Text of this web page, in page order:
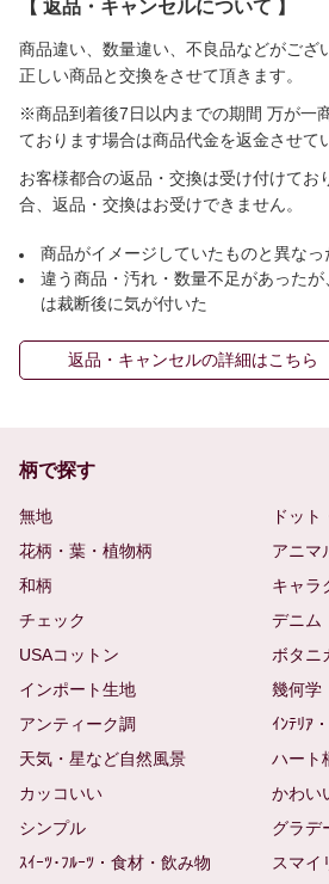
【 返品・キャンセルについて 】
商品違い、数量違い、不良品などがござ
正しい商品と交換をさせて頂きます。
※商品到着後7日以内までの期間 万が一
ております場合は商品代金を返金させて
お客様都合の返品・交換は受け付けてお
合、返品・交換はお受けできません。
商品がイメージしていたものと異な
違う商品・汚れ・数量不足があった
は裁断後に気が付いた
返品・キャンセルの詳細はこちら
柄で探す
無地
ドット
花柄・葉・植物柄
アニマ
和柄
キャラ
チェック
デニム
USAコットン
ボタニ
インポート生地
幾何学
アンティーク調
ｲﾝﾃﾘｱ
天気・星など自然風景
ハート
カッコいい
かわい
シンプル
グラデ
ｽｲｰﾂ･ﾌﾙｰﾂ・食材・飲み物
スマイ